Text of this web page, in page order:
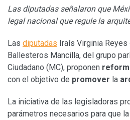
Las diputadas señalaron que
legal nacional que regule la
Las diputadas Iraís Virginia Reyes
Ballesteros Mancilla, del grupo
Ciudadano (MC), proponen
con el objetivo de promover la
La iniciativa de las legisladoras
parámetros necesarios para que